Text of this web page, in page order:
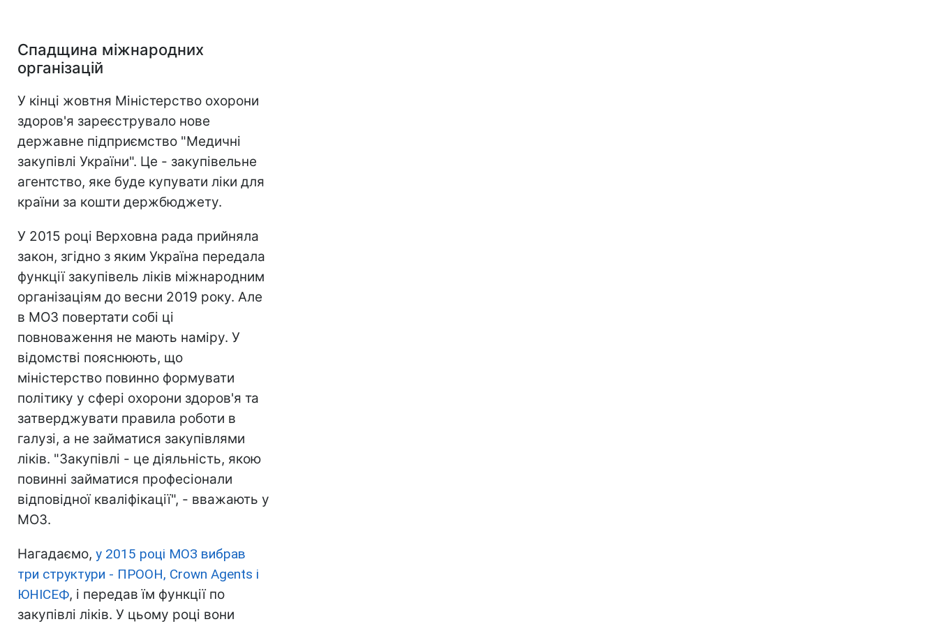
Спадщина міжнародних
організацій
У кінці жовтня Міністерство охорони
здоров'я зареєструвало нове
державне підприємство "Медичні
закупівлі України". Це - закупівельне
агентство, яке буде купувати ліки для
країни за кошти держбюджету.
У 2015 році Верховна рада прийняла
закон, згідно з яким Україна передала
функції закупівель ліків міжнародним
організаціям до весни 2019 року. Але
в МОЗ повертати собі ці
повноваження не мають наміру. У
відомстві пояснюють, що
міністерство повинно формувати
політику у сфері охорони здоров'я та
затверджувати правила роботи в
галузі, а не займатися закупівлями
ліків. "Закупівлі - це діяльність, якою
повинні займатися професіонали
відповідної кваліфікації", - вважають у
МОЗ.
Нагадаємо, у 2015 році МОЗ вибрав
три структури - ПРООН, Crown Agents і
ЮНІСЕФ, і передав їм функції по
закупівлі ліків. У цьому році вони